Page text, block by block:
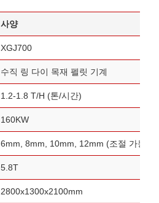
사양
XGJ700
수직 링 다이 목재 펠릿 기계
1.2-1.8 T/H (톤/시간)
160KW
6mm, 8mm, 10mm, 12mm (조절 가능)
5.8T
2800x1300x2100mm